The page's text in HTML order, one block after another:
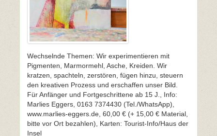
Wechselnde Themen: Wir experimentieren mit
Pigmenten, Marmormehl, Asche, Kreiden. Wir
kratzen, spachteln, zerstören, fügen hinzu, steuern
den kreativen Prozess und erschaffen unser Bild.
Für Anfänger und Fortgeschrittene ab 15 J., Info:
Marlies Eggers, 0163 7374430 (Tel./WhatsApp),
www.marlies-eggers.de, 60,00 € (+ 15,00 € Material,
bitte vor Ort bezahlen), Karten: Tourist-Info/Haus der
Insel